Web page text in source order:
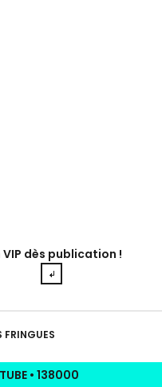
dès publication !
FRINGUES
• 138000